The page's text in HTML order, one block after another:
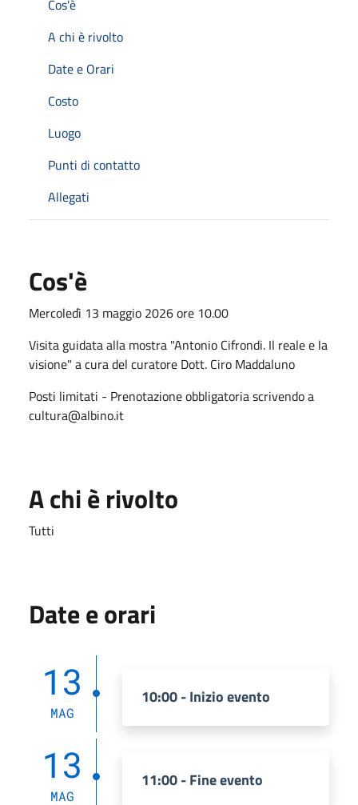
Cos'è
A chi è rivolto
Date e Orari
Costo
Luogo
Punti di contatto
Allegati
Cos'è
Mercoledì 13 maggio 2026 ore 10.00
Visita guidata alla mostra "Antonio Cifrondi. Il reale e la
visione" a cura del curatore Dott. Ciro Maddaluno
Posti limitati - Prenotazione obbligatoria scrivendo a
cultura@albino.it
A chi è rivolto
Tutti
Date e orari
13
MAG
10:00 - Inizio evento
13
MAG
11:00 - Fine evento